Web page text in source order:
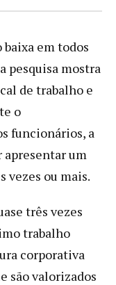
em todos
pesquisa mostra
de trabalho e
o
funcionários, a
apresentar um
vezes ou mais.
três vezes
trabalho
corporativa
são valorizados